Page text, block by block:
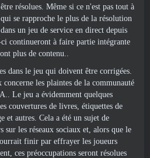
résolues. Même si ce n'est pas tout à
se rapproche le plus de la résolution
un jeu de service en direct depuis
ci continueront à faire partie intégrante
plus de contenu..
dans le jeu qui doivent être corrigées.
les plaintes de la communauté
Le jeu a évidemment quelques
couvertures de livres, étiquettes de
et autres. Cela a été un sujet de
sur les réseaux sociaux et, alors que le
finir par effrayer les joueurs
ces préoccupations seront résolues